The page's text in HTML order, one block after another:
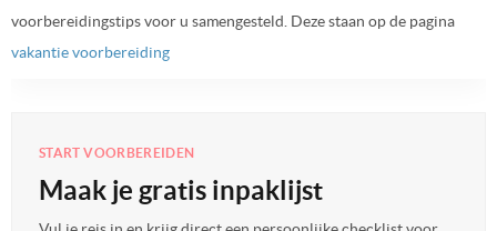
voorbereidingstips voor u samengesteld. Deze staan op de pagina
vakantie voorbereiding
START VOORBEREIDEN
Maak je gratis inpaklijst